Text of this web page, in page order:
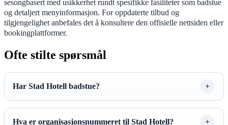
sesongbasert med usikkerhet rundt spesifikke fasiliteter som badstue
og detaljert menyinformasjon. For oppdaterte tilbud og
tilgjengelighet anbefales det å konsultere den offisielle nettsiden eller
bookingplattformer.
Ofte stilte spørsmål
Har Stad Hotell badstue?
Hva er organisasjonsnummeret til Stad Hotell?